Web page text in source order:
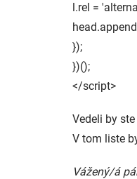
l.rel =
});
})();
</script>
Vedeli by
V tom liste
Vážený/á